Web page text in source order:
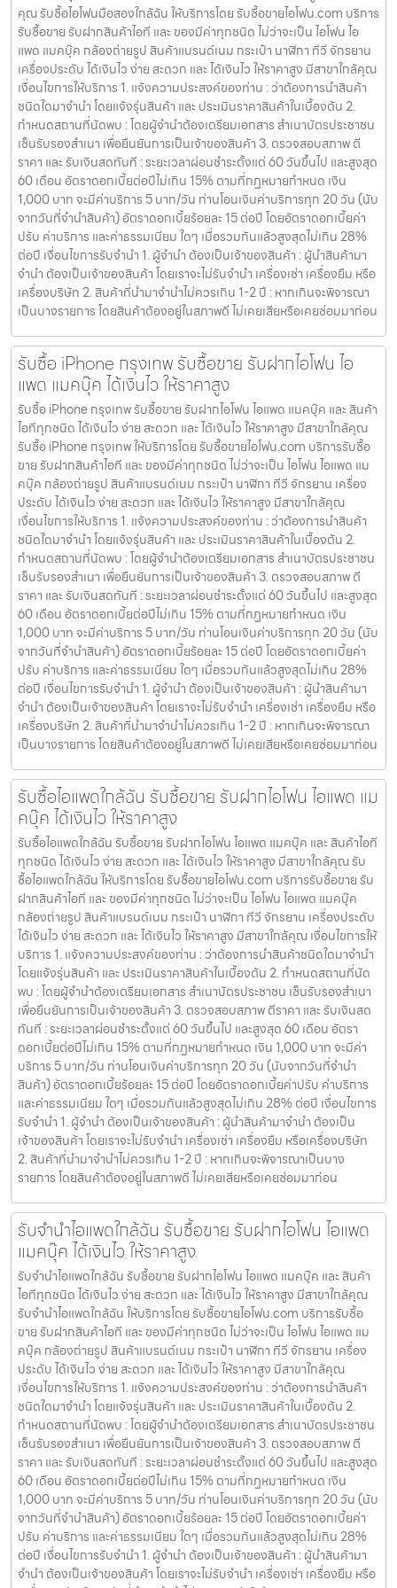
คุณ รับซื้อไอโฟนมือสองใกล้ฉัน ให้บริการโดย รับซื้อขายไอโฟน.com บริการ
รับซื้อขาย รับฝากสินค้าไอที และ ของมีค่าทุกชนิด ไม่ว่าจะเป็น ไอโฟน ไอ
แพด แมคบุ๊ค กล้องถ่ายรูป สินค้าแบรนด์เนม กระเป๋า นาฬิกา ทีวี จักรยาน
เครื่องประดับ ได้เงินไว ง่าย สะดวก และ ได้เงินไว ให้ราคาสูง มีสาขาใกล้คุณ
เงื่อนไขการให้บริการ 1. แจ้งความประสงค์ของท่าน : ว่าต้องการนำสินค้า
ชนิดใดมาจำนำ โดยแจ้งรุ่นสินค้า และ ประเมินราคาสินค้าในเบื้องต้น 2.
กำหนดสถานที่นัดพบ : โดยผู้จำนำต้องเตรียมเอกสาร สำเนาบัตรประชาชน
เซ็นรับรองสำเนา เพื่อยืนยันการเป็นเจ้าของสินค้า 3. ตรวจสอบสภาพ ตี
ราคา และ รับเงินสดทันที : ระยะเวลาผ่อนชำระตั้งแต่ 60 วันขึ้นไป และสูงสุด
60 เดือน อัตราดอกเบี้ยต่อปีไม่เกิน 15% ตามที่กฏหมายกำหนด เงิน
1,000 บาท จะมีค่าบริการ 5 บาท/วัน ท่านโอนเงินค่าบริการทุก 20 วัน (นับ
จากวันที่จำนำสินค้า) อัตราดอกเบี้ยร้อยละ 15 ต่อปี โดยอัตราดอกเบี้ยค่า
ปรับ ค่าบริการ และค่าธรรมเนียม ใดๆ เมื่อรวมกันแล้วสูงสุดไม่เกิน 28%
ต่อปี เงื่อนไขการรับจำนำ 1. ผู้จำนำ ต้องเป็นเจ้าของสินค้า : ผู้นำสินค้ามา
จำนำ ต้องเป็นเจ้าของสินค้า โดยเราจะไม่รับจำนำ เครื่องเช่า เครื่องยืม หรือ
เครื่องบริษัท 2. สินค้าที่นำมาจำนำไม่ควรเกิน 1-2 ปี : หากเกินจะพิจารณา
เป็นบางรายการ โดยสินค้าต้องอยู่ในสภาพดี ไม่เคยเสียหรือเคยซ่อมมาก่อน
รับซื้อ iPhone กรุงเทพ รับซื้อขาย รับฝากไอโฟน ไอ
แพด แมคบุ๊ค ได้เงินไว ให้ราคาสูง
รับซื้อ iPhone กรุงเทพ รับซื้อขาย รับฝากไอโฟน ไอแพด แมคบุ๊ค และ สินค้า
ไอทีทุกชนิด ได้เงินไว ง่าย สะดวก และ ได้เงินไว ให้ราคาสูง มีสาขาใกล้คุณ
รับซื้อ iPhone กรุงเทพ ให้บริการโดย รับซื้อขายไอโฟน.com บริการรับซื้อ
ขาย รับฝากสินค้าไอที และ ของมีค่าทุกชนิด ไม่ว่าจะเป็น ไอโฟน ไอแพด แม
คบุ๊ค กล้องถ่ายรูป สินค้าแบรนด์เนม กระเป๋า นาฬิกา ทีวี จักรยาน เครื่อง
ประดับ ได้เงินไว ง่าย สะดวก และ ได้เงินไว ให้ราคาสูง มีสาขาใกล้คุณ
เงื่อนไขการให้บริการ 1. แจ้งความประสงค์ของท่าน : ว่าต้องการนำสินค้า
ชนิดใดมาจำนำ โดยแจ้งรุ่นสินค้า และ ประเมินราคาสินค้าในเบื้องต้น 2.
กำหนดสถานที่นัดพบ : โดยผู้จำนำต้องเตรียมเอกสาร สำเนาบัตรประชาชน
เซ็นรับรองสำเนา เพื่อยืนยันการเป็นเจ้าของสินค้า 3. ตรวจสอบสภาพ ตี
ราคา และ รับเงินสดทันที : ระยะเวลาผ่อนชำระตั้งแต่ 60 วันขึ้นไป และสูงสุด
60 เดือน อัตราดอกเบี้ยต่อปีไม่เกิน 15% ตามที่กฏหมายกำหนด เงิน
1,000 บาท จะมีค่าบริการ 5 บาท/วัน ท่านโอนเงินค่าบริการทุก 20 วัน (นับ
จากวันที่จำนำสินค้า) อัตราดอกเบี้ยร้อยละ 15 ต่อปี โดยอัตราดอกเบี้ยค่า
ปรับ ค่าบริการ และค่าธรรมเนียม ใดๆ เมื่อรวมกันแล้วสูงสุดไม่เกิน 28%
ต่อปี เงื่อนไขการรับจำนำ 1. ผู้จำนำ ต้องเป็นเจ้าของสินค้า : ผู้นำสินค้ามา
จำนำ ต้องเป็นเจ้าของสินค้า โดยเราจะไม่รับจำนำ เครื่องเช่า เครื่องยืม หรือ
เครื่องบริษัท 2. สินค้าที่นำมาจำนำไม่ควรเกิน 1-2 ปี : หากเกินจะพิจารณา
เป็นบางรายการ โดยสินค้าต้องอยู่ในสภาพดี ไม่เคยเสียหรือเคยซ่อมมาก่อน
รับซื้อไอแพดใกล้ฉัน รับซื้อขาย รับฝากไอโฟน ไอแพด แม
คบุ๊ค ได้เงินไว ให้ราคาสูง
รับซื้อไอแพดใกล้ฉัน รับซื้อขาย รับฝากไอโฟน ไอแพด แมคบุ๊ค และ สินค้าไอที
ทุกชนิด ได้เงินไว ง่าย สะดวก และ ได้เงินไว ให้ราคาสูง มีสาขาใกล้คุณ รับ
ซื้อไอแพดใกล้ฉัน ให้บริการโดย รับซื้อขายไอโฟน.com บริการรับซื้อขาย รับ
ฝากสินค้าไอที และ ของมีค่าทุกชนิด ไม่ว่าจะเป็น ไอโฟน ไอแพด แมคบุ๊ค
กล้องถ่ายรูป สินค้าแบรนด์เนม กระเป๋า นาฬิกา ทีวี จักรยาน เครื่องประดับ
ได้เงินไว ง่าย สะดวก และ ได้เงินไว ให้ราคาสูง มีสาขาใกล้คุณ เงื่อนไขการให้
บริการ 1. แจ้งความประสงค์ของท่าน : ว่าต้องการนำสินค้าชนิดใดมาจำนำ
โดยแจ้งรุ่นสินค้า และ ประเมินราคาสินค้าในเบื้องต้น 2. กำหนดสถานที่นัด
พบ : โดยผู้จำนำต้องเตรียมเอกสาร สำเนาบัตรประชาชน เซ็นรับรองสำเนา
เพื่อยืนยันการเป็นเจ้าของสินค้า 3. ตรวจสอบสภาพ ตีราคา และ รับเงินสด
ทันที : ระยะเวลาผ่อนชำระตั้งแต่ 60 วันขึ้นไป และสูงสุด 60 เดือน อัตรา
ดอกเบี้ยต่อปีไม่เกิน 15% ตามที่กฏหมายกำหนด เงิน 1,000 บาท จะมีค่า
บริการ 5 บาท/วัน ท่านโอนเงินค่าบริการทุก 20 วัน (นับจากวันที่จำนำ
สินค้า) อัตราดอกเบี้ยร้อยละ 15 ต่อปี โดยอัตราดอกเบี้ยค่าปรับ ค่าบริการ
และค่าธรรมเนียม ใดๆ เมื่อรวมกันแล้วสูงสุดไม่เกิน 28% ต่อปี เงื่อนไขการ
รับจำนำ 1. ผู้จำนำ ต้องเป็นเจ้าของสินค้า : ผู้นำสินค้ามาจำนำ ต้องเป็น
เจ้าของสินค้า โดยเราจะไม่รับจำนำ เครื่องเช่า เครื่องยืม หรือเครื่องบริษัท
2. สินค้าที่นำมาจำนำไม่ควรเกิน 1-2 ปี : หากเกินจะพิจารณาเป็นบาง
รายการ โดยสินค้าต้องอยู่ในสภาพดี ไม่เคยเสียหรือเคยซ่อมมาก่อน
รับจำนำไอแพดใกล้ฉัน รับซื้อขาย รับฝากไอโฟน ไอแพด
แมคบุ๊ค ได้เงินไว ให้ราคาสูง
รับจำนำไอแพดใกล้ฉัน รับซื้อขาย รับฝากไอโฟน ไอแพด แมคบุ๊ค และ สินค้า
ไอทีทุกชนิด ได้เงินไว ง่าย สะดวก และ ได้เงินไว ให้ราคาสูง มีสาขาใกล้คุณ
รับจำนำไอแพดใกล้ฉัน ให้บริการโดย รับซื้อขายไอโฟน.com บริการรับซื้อ
ขาย รับฝากสินค้าไอที และ ของมีค่าทุกชนิด ไม่ว่าจะเป็น ไอโฟน ไอแพด แม
คบุ๊ค กล้องถ่ายรูป สินค้าแบรนด์เนม กระเป๋า นาฬิกา ทีวี จักรยาน เครื่อง
ประดับ ได้เงินไว ง่าย สะดวก และ ได้เงินไว ให้ราคาสูง มีสาขาใกล้คุณ
เงื่อนไขการให้บริการ 1. แจ้งความประสงค์ของท่าน : ว่าต้องการนำสินค้า
ชนิดใดมาจำนำ โดยแจ้งรุ่นสินค้า และ ประเมินราคาสินค้าในเบื้องต้น 2.
กำหนดสถานที่นัดพบ : โดยผู้จำนำต้องเตรียมเอกสาร สำเนาบัตรประชาชน
เซ็นรับรองสำเนา เพื่อยืนยันการเป็นเจ้าของสินค้า 3. ตรวจสอบสภาพ ตี
ราคา และ รับเงินสดทันที : ระยะเวลาผ่อนชำระตั้งแต่ 60 วันขึ้นไป และสูงสุด
60 เดือน อัตราดอกเบี้ยต่อปีไม่เกิน 15% ตามที่กฏหมายกำหนด เงิน
1,000 บาท จะมีค่าบริการ 5 บาท/วัน ท่านโอนเงินค่าบริการทุก 20 วัน (นับ
จากวันที่จำนำสินค้า) อัตราดอกเบี้ยร้อยละ 15 ต่อปี โดยอัตราดอกเบี้ยค่า
ปรับ ค่าบริการ และค่าธรรมเนียม ใดๆ เมื่อรวมกันแล้วสูงสุดไม่เกิน 28%
ต่อปี เงื่อนไขการรับจำนำ 1. ผู้จำนำ ต้องเป็นเจ้าของสินค้า : ผู้นำสินค้ามา
จำนำ ต้องเป็นเจ้าของสินค้า โดยเราจะไม่รับจำนำ เครื่องเช่า เครื่องยืม หรือ